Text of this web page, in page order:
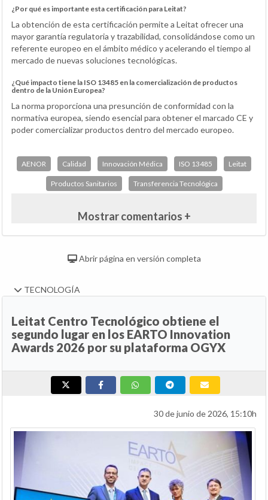
¿Por qué es importante esta certificación para Leitat?
La obtención de esta certificación permite a Leitat ofrecer una
mayor garantía regulatoria y trazabilidad, consolidándose como un
referente europeo en el ámbito médico y acelerando el tiempo al
mercado de nuevas soluciones tecnológicas.
¿Qué impacto tiene la ISO 13485 en la comercialización de productos
dentro de la Unión Europea?
La norma proporciona una presunción de conformidad con la
normativa europea, siendo esencial para obtener el marcado CE y
poder comercializar productos dentro del mercado europeo.
AENOR Calidad Innovación Médica ISO 13485 Leitat
Productos Sanitarios Transferencia Tecnológica
Mostrar comentarios +
Abrir página en versión completa
TECNOLOGÍA
Leitat Centro Tecnológico obtiene el
segundo lugar en los EARTO Innovation
Awards 2026 por su plataforma OGYX
30 de junio de 2026, 15:10h